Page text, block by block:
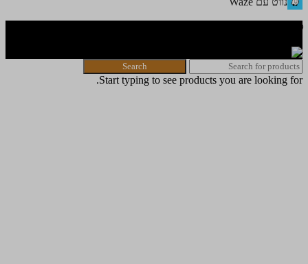
Search
Start typing to see products you are looking for.